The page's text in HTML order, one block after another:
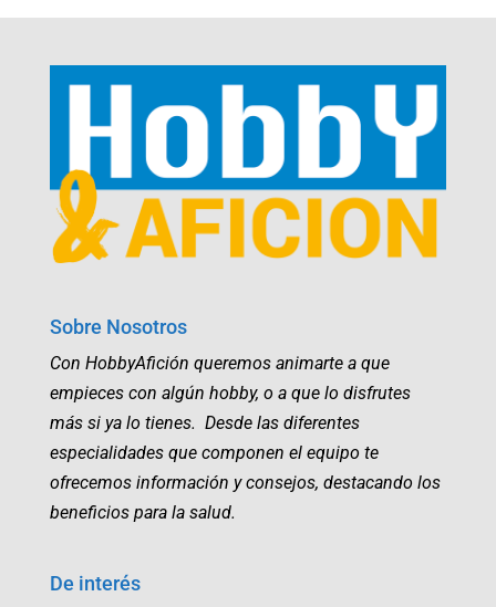
Sobre Nosotros
Con HobbyAfición queremos animarte a que
empieces con algún hobby, o a que lo disfrutes
más si ya lo tienes. Desde las diferentes
especialidades que componen el equipo te
ofrecemos información y consejos, destacando los
beneficios para la salud.
De interés